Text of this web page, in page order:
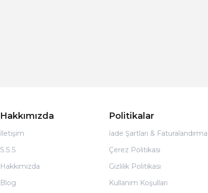
Hakkımızda
İletişim
S.S.S
Hakkımızda
Blog
Politikalar
İade Şartları & Faturalandırma
Çerez Politikası
Gizlilik Politikası
Kullanım Koşulları